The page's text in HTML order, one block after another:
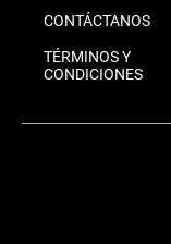
CONTÁCTANOS
TÉRMINOS Y
CONDICIONES